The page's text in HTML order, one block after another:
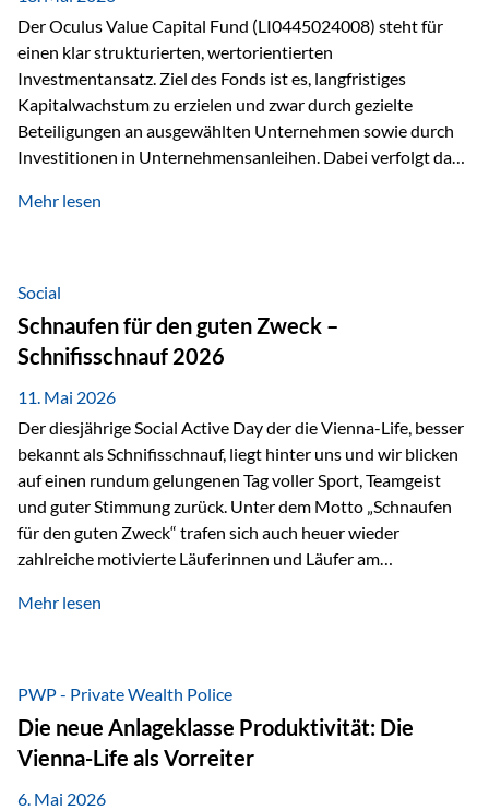
Der Oculus Value Capital Fund (LI0445024008) steht für
einen klar strukturierten, wertorientierten
Investmentansatz. Ziel des Fonds ist es, langfristiges
Kapitalwachstum zu erzielen und zwar durch gezielte
Beteiligungen an ausgewählten Unternehmen sowie durch
Investitionen in Unternehmensanleihen. Dabei verfolgt das
Marktbewegungen stehen im Fokus, sondern die
innerhalb der Private Wealth Police der Vienna-Life steht
der Oculus Value Capital Fund für einen langfristig
orientierten Value-Investing-Ansatz mit Fokus auf
fundamentale Unternehmensanalyse und nachhaltige
Wertentwicklung. Der Investmentansatz: Value Investing
mit Weitblick Im Zentrum steht ein…
Mehr lesen
Social
Schnaufen für den guten Zweck –
Schnifisschnauf 2026
11. Mai 2026
Der diesjährige Social Active Day der die Vienna-Life, besser
bekannt als Schnifisschnauf, liegt hinter uns und wir blicken
auf einen rundum gelungenen Tag voller Sport, Teamgeist
und guter Stimmung zurück. Unter dem Motto „Schnaufen
für den guten Zweck“ trafen sich auch heuer wieder
zahlreiche motivierte Läuferinnen und Läufer am
Höchstleistungen für einen guten Zweck zu erbringen. Mit
Mäder gesammelt werden konnten. Die anspruchsvolle
Strecke mit rund 4,8 Kilometern und 680 Höhenmetern
stellte die Teilnehmerinnen und Teilnehmer vor eine
sportliche Herausforderung. Doch…
Mehr lesen
PWP - Private Wealth Police
Die neue Anlageklasse Produktivität: Die
Vienna-Life als Vorreiter
6. Mai 2026